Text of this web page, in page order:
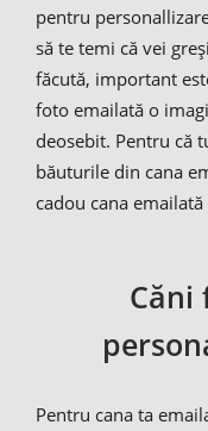
pentru
să te temi că vei
făcută, important
foto emailată o
deosebit. Pentru că
băuturile din cana
cadou cana
Căni
Pentru cana ta